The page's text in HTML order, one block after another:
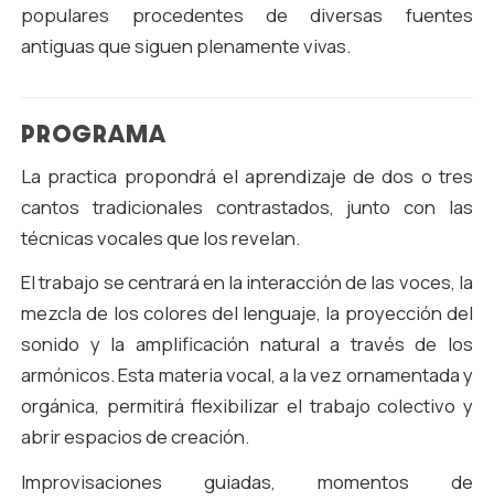
populares procedentes de diversas fuentes
antiguas que siguen plenamente vivas.
PROGRAMA
La practica propondrá el aprendizaje de dos o tres
cantos tradicionales contrastados, junto con las
técnicas vocales que los revelan.
El trabajo se centrará en la interacción de las voces, la
mezcla de los colores del lenguaje, la proyección del
sonido y la amplificación natural a través de los
armónicos. Esta materia vocal, a la vez ornamentada y
orgánica, permitirá flexibilizar el trabajo colectivo y
abrir espacios de creación.
Improvisaciones guiadas, momentos de